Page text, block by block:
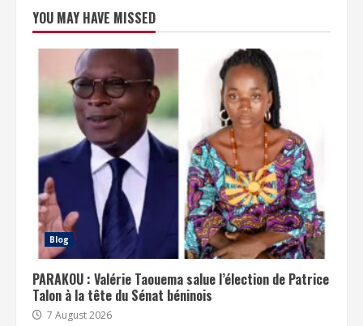
YOU MAY HAVE MISSED
Blog
PARAKOU : Valérie Taouema salue l’élection de Patrice
Talon à la tête du Sénat béninois
7 August 2026